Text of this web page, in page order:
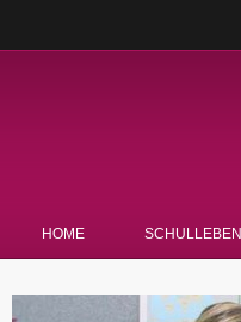
HOME SCHULLEBEN